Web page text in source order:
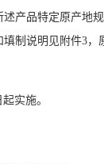
品特定原产地规
制说明见附件3
实施。